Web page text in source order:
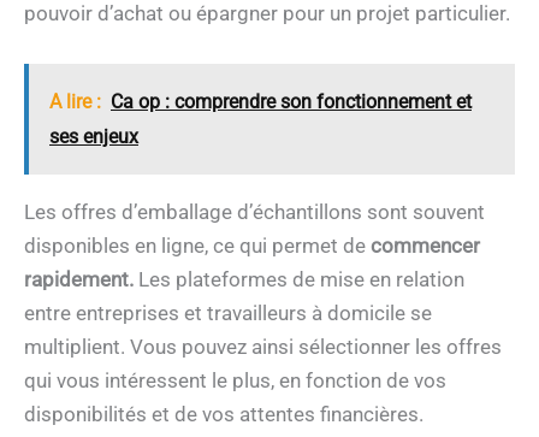
pouvoir d’achat ou épargner pour un projet particulier.
A lire : Ca op : comprendre son fonctionnement et
ses enjeux
Les offres d’emballage d’échantillons sont souvent
disponibles en ligne, ce qui permet de commencer
rapidement. Les plateformes de mise en relation
entre entreprises et travailleurs à domicile se
multiplient. Vous pouvez ainsi sélectionner les offres
qui vous intéressent le plus, en fonction de vos
disponibilités et de vos attentes financières.